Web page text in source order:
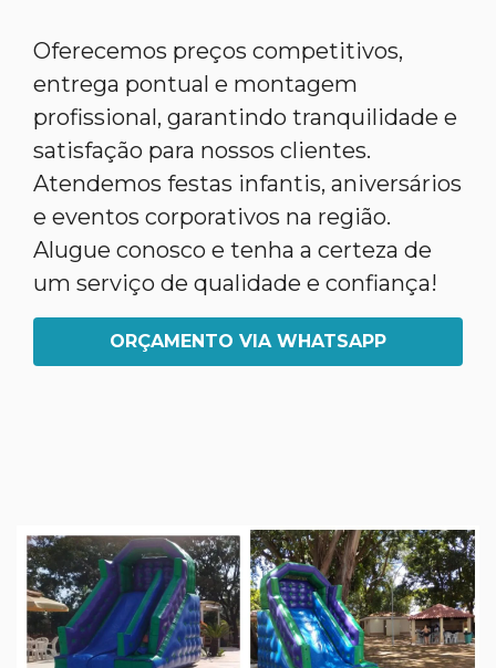
Oferecemos preços competitivos,
entrega pontual e montagem
profissional, garantindo tranquilidade e
satisfação para nossos clientes.
Atendemos festas infantis, aniversários
e eventos corporativos na região.
Alugue conosco e tenha a certeza de
um serviço de qualidade e confiança!
ORÇAMENTO VIA WHATSAPP